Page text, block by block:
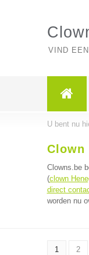
VIND
U bent nu
Clown
Clowns.be
(clown
direct
worden nu
1 2